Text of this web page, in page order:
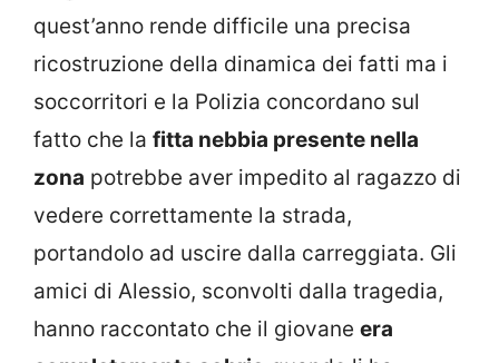
quest’anno rende difficile una precisa
ricostruzione della dinamica dei fatti ma i
soccorritori e la Polizia concordano sul
fatto che la fitta nebbia presente nella
zona potrebbe aver impedito al ragazzo di
vedere correttamente la strada,
portandolo ad uscire dalla carreggiata. Gli
amici di Alessio, sconvolti dalla tragedia,
hanno raccontato che il giovane era